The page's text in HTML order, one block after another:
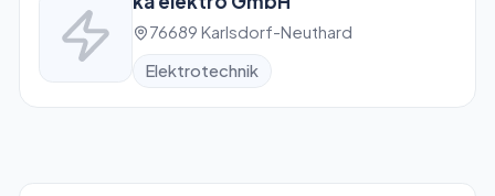
76689 Karlsdorf-Neuthard
Elektrotechnik